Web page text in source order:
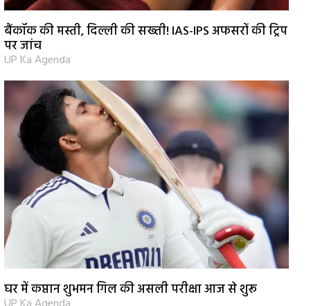
बैंकॉक की मस्ती, दिल्ली की सख्ती! IAS-IPS अफसरों की ट्रिप
पर जांच
UP Ka Agenda
घर में कप्तान शुभमन गिल की असली परीक्षा आज से शुरू